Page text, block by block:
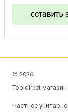
оставить
© 2026
Tooldirect
Частное